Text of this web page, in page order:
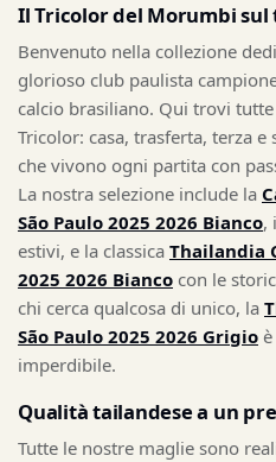
Il Tricolor del Morumbi sul
Benvenuto nella collezione
glorioso club paulista
calcio brasiliano. Qui trovi
Tricolor: casa, trasferta, terza
che vivono ogni partita con
La nostra selezione include la
São Paulo 2025 2026 Bianco,
estivi, e la classica Thailandia
2025 2026 Bianco con le
chi cerca qualcosa di unico, la
São Paulo 2025 2026 Grigio
imperdibile.
Qualità tailandese a un
Tutte le nostre maglie sono